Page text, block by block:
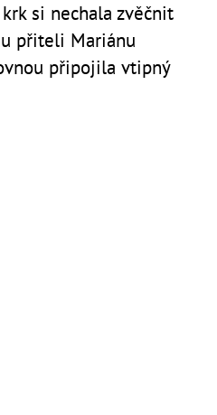
si nechala zvěčnit
přiteli Mariánu
připojila vtipný